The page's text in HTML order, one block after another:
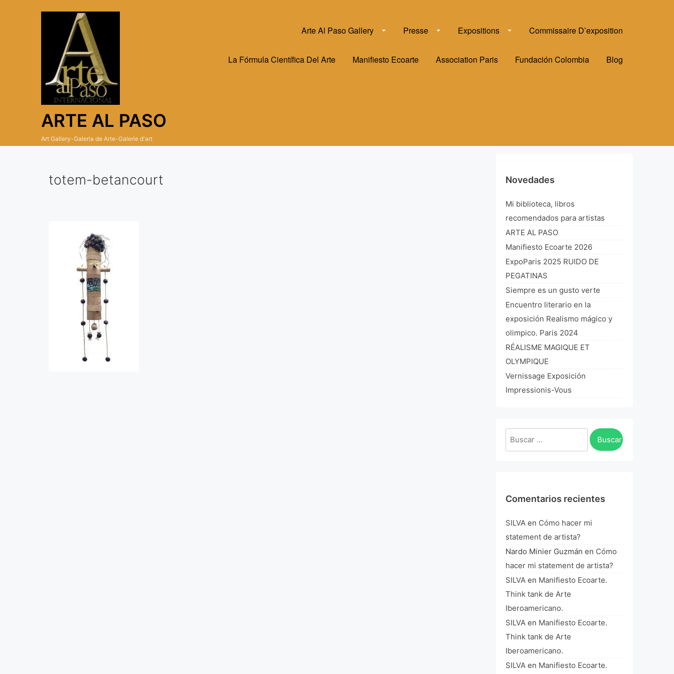
ARTE AL PASO
Art Gallery-Galeria de Arte-Galerie d'art
Arte Al Paso Gallery Presse Expositions Commissaire D’exposition
La Fórmula Científica Del Arte Manifiesto Ecoarte Association Paris Fundación Colombia Blog
totem-betancourt Novedades
Mi biblioteca, libros
recomendados para artistas
ARTE AL PASO
Manifiesto Ecoarte 2026
ExpoParis 2025 RUIDO DE
PEGATINAS
Siempre es un gusto verte
Encuentro literario en la
exposición Realismo mágico y
olimpico. Paris 2024
RÉALISME MAGIQUE ET
OLYMPIQUE
Vernissage Exposición
Impressionis-Vous
Buscar:
Comentarios recientes
SILVA en Cómo hacer mi
statement de artista?
Nardo Minier Guzmán en Cómo
hacer mi statement de artista?
SILVA en Manifiesto Ecoarte.
Think tank de Arte
Iberoamericano.
SILVA en Manifiesto Ecoarte.
Think tank de Arte
Iberoamericano.
SILVA en Manifiesto Ecoarte.